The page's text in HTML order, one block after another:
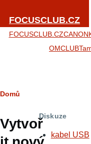
FOCUSCLUB.CZ
FOCUSCLUB.CZ
OMCLUB
Hlavní
záložky
Drobečková
navigace
Domů
Vytvoř
Diskuze
kabel USB